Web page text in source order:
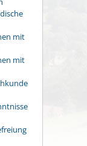
mit
mit